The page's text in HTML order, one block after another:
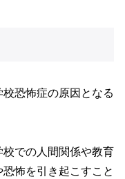
恐怖症の原因となる
での人間関係や教育
怖を引き起こすこと